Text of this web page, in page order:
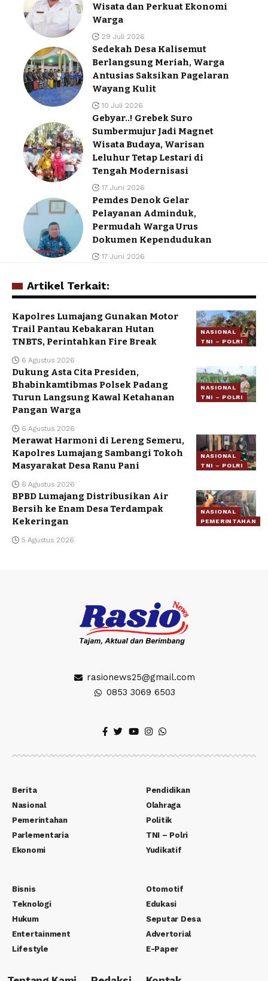
Wisata dan Perkuat Ekonomi
Warga
29 Juli 2026
Sedekah Desa Kalisemut
Berlangsung Meriah, Warga
Antusias Saksikan Pagelaran
Wayang Kulit
10 Juli 2026
Gebyar..! Grebek Suro
Sumbermujur Jadi Magnet
Wisata Budaya, Warisan
Leluhur Tetap Lestari di
Tengah Modernisasi
17 Juni 2026
Pemdes Denok Gelar
Pelayanan Adminduk,
Permudah Warga Urus
Dokumen Kependudukan
17 Juni 2026
Artikel Terkait:
NASIONAL
TNI – POLRI
Kapolres Lumajang Gunakan Motor
Trail Pantau Kebakaran Hutan
TNBTS, Perintahkan Fire Break
6 Agustus 2026
NASIONAL
TNI – POLRI
Dukung Asta Cita Presiden,
Bhabinkamtibmas Polsek Padang
Turun Langsung Kawal Ketahanan
Pangan Warga
6 Agustus 2026
NASIONAL
TNI – POLRI
Merawat Harmoni di Lereng Semeru,
Kapolres Lumajang Sambangi Tokoh
Masyarakat Desa Ranu Pani
6 Agustus 2026
NASIONAL
PEMERINTAHAN
BPBD Lumajang Distribusikan Air
Bersih ke Enam Desa Terdampak
Kekeringan
5 Agustus 2026
rasionews25@gmail.com
0853 3069 6503
Berita
Nasional
Pemerintahan
Parlementaria
Ekonomi
Pendidikan
Olahraga
Politik
TNI – Polri
Yudikatif
Bisnis
Teknologi
Hukum
Entertainment
Lifestyle
Otomotif
Edukasi
Seputar Desa
Advertorial
E-Paper